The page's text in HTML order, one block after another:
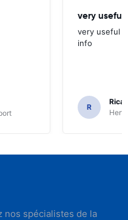
very useful
very useful
info
R
nos spécialistes de la